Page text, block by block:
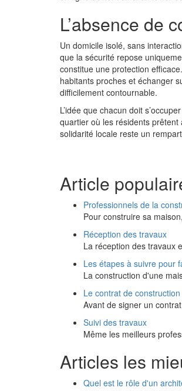
L’absence de
Un domicile isolé, sans
que la sécurité repose
constitue une protection
habitants proches et échanger
difficilement contournable.
L’idée que chacun doit
quartier où les résidents
solidarité locale reste un
Article
Professionnels de la
Pour construire sa
Réception des travaux
La réception des travaux
Les étapes à suivre pour
La construction d'une
Le contrat de construction
Avant de signer un
Suivi des travaux
Même les meilleurs
Articles les
Quel est le rôle d'un